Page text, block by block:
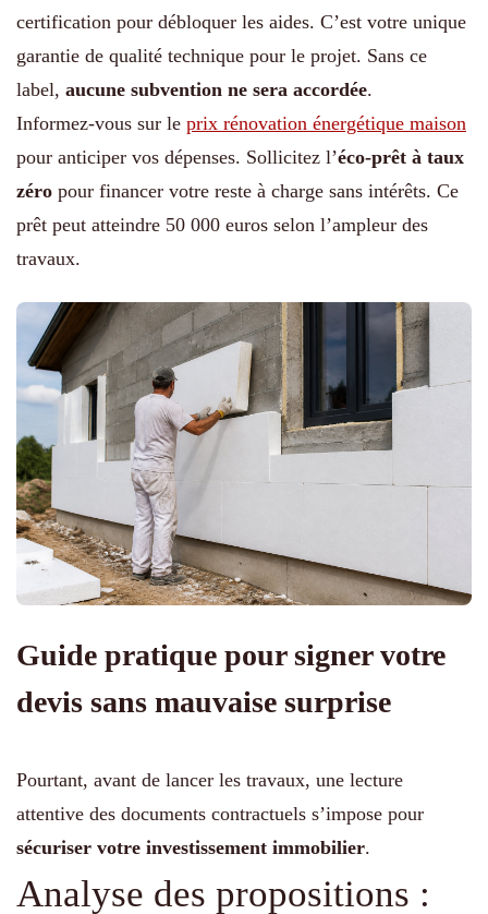
certification pour débloquer les aides. C’est votre unique
garantie de qualité technique pour le projet. Sans ce
label, aucune subvention ne sera accordée.
Informez-vous sur le prix rénovation énergétique maison
pour anticiper vos dépenses. Sollicitez l’éco-prêt à taux
zéro pour financer votre reste à charge sans intérêts. Ce
prêt peut atteindre 50 000 euros selon l’ampleur des
travaux.
Guide pratique pour signer votre
devis sans mauvaise surprise
Pourtant, avant de lancer les travaux, une lecture
attentive des documents contractuels s’impose pour
sécuriser votre investissement immobilier.
Analyse des propositions :